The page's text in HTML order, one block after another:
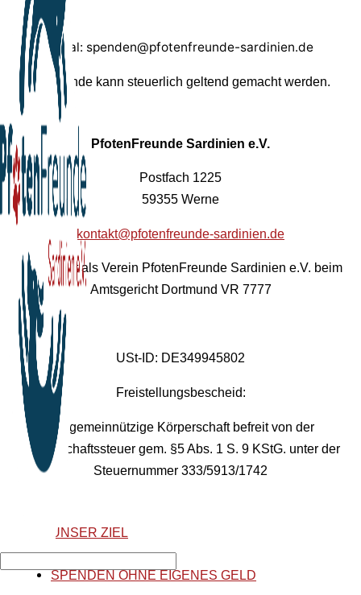
Paypal: spenden@pfotenfreunde-sardinien.de
Ihre Spende kann steuerlich geltend gemacht werden.
PfotenFreunde Sardinien e.V.
Postfach 1225
59355 Werne
kontakt@pfotenfreunde-sardinien.de
Registriert als Verein PfotenFreunde Sardinien e.V. beim
Amtsgericht Dortmund VR 7777
USt-ID: DE349945802
Freistellungsbescheid:
Als gemeinnützige Körperschaft befreit von der
Körperschaftssteuer gem. §5 Abs. 1 S. 9 KStG. unter der
Steuernummer 333/5913/1742
UNSER ZIEL
SPENDEN OHNE EIGENES GELD